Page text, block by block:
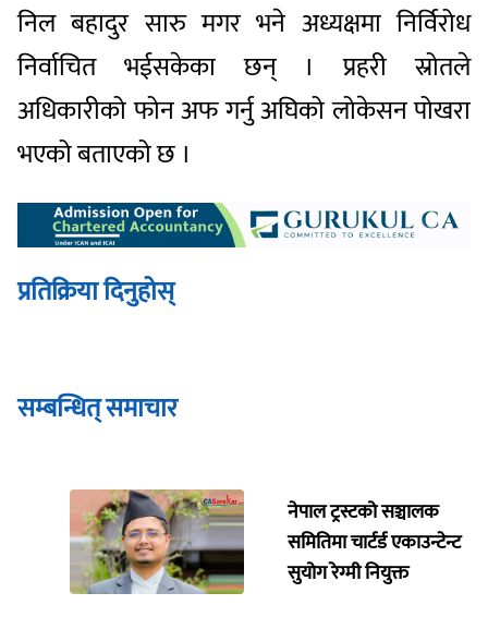
निल बहादुर सारु मगर भने अध्यक्षमा निर्विरोध
निर्वाचित भईसकेका छन् । प्रहरी स्रोतले
अधिकारीको फोन अफ गर्नु अघिको लोकेसन पोखरा
भएको बताएको छ ।
प्रतिक्रिया दिनुहोस्
सम्बन्धित् समाचार
नेपाल ट्रस्टको सञ्चालक
समितिमा चार्टर्ड एकाउन्टेन्ट
सुयोग रेग्मी नियुक्त